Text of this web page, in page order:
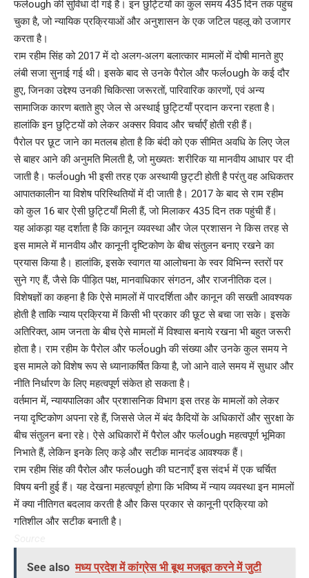
फर्लough की सुविधा दी गई है। इन छुट्टियों का कुल समय 435 दिन तक पहुंच
चुका है, जो न्यायिक प्रक्रियाओं और अनुशासन के एक जटिल पहलू को उजागर
करता है।
राम रहीम सिंह को 2017 में दो अलग-अलग बलात्कार मामलों में दोषी मानते हुए
लंबी सजा सुनाई गई थी। इसके बाद से उनके पैरोल और फर्लough के कई दौर
हुए, जिनका उद्देश्य उनकी चिकित्सा जरूरतों, पारिवारिक कारणों, एवं अन्य
सामाजिक कारण बताते हुए जेल से अस्थाई छुट्टियाँ प्रदान करना रहता है।
हालांकि इन छुट्टियों को लेकर अक्सर विवाद और चर्चाएँ होती रही हैं।
पैरोल पर छूट जाने का मतलब होता है कि बंदी को एक सीमित अवधि के लिए जेल
से बाहर आने की अनुमति मिलती है, जो मुख्यतः शरीरिक या मानवीय आधार पर दी
जाती है। फर्लough भी इसी तरह एक अस्थायी छुट्टी होती है परंतु वह अधिकतर
आपातकालीन या विशेष परिस्थितियों में दी जाती है। 2017 के बाद से राम रहीम
को कुल 16 बार ऐसी छुट्टियाँ मिली हैं, जो मिलाकर 435 दिन तक पहुंची हैं।
यह आंकड़ा यह दर्शाता है कि कानून व्यवस्था और जेल प्रशासन ने किस तरह से
इस मामले में मानवीय और कानूनी दृष्टिकोण के बीच संतुलन बनाए रखने का
प्रयास किया है। हालांकि, इसके स्वागत या आलोचना के स्वर विभिन्न स्तरों पर
सुने गए हैं, जैसे कि पीड़ित पक्ष, मानवाधिकार संगठन, और राजनीतिक दल।
विशेषज्ञों का कहना है कि ऐसे मामलों में पारदर्शिता और कानून की सख्ती आवश्यक
होती है ताकि न्याय प्रक्रिया में किसी भी प्रकार की छूट से बचा जा सके। इसके
अतिरिक्त, आम जनता के बीच ऐसे मामलों में विश्वास बनाये रखना भी बहुत जरूरी
होता है। राम रहीम के पैरोल और फर्लough की संख्या और उनके कुल समय ने
इस मामले को विशेष रूप से ध्यानाकर्षित किया है, जो आने वाले समय में सुधार और
नीति निर्धारण के लिए महत्वपूर्ण संकेत हो सकता है।
वर्तमान में, न्यायपालिका और प्रशासनिक विभाग इस तरह के मामलों को लेकर
नया दृष्टिकोण अपना रहे हैं, जिससे जेल में बंद कैदियों के अधिकारों और सुरक्षा के
बीच संतुलन बना रहे। ऐसे अधिकारों में पैरोल और फर्लough महत्वपूर्ण भूमिका
निभाते हैं, लेकिन इनके लिए कड़े और सटीक मानदंड आवश्यक हैं।
राम रहीम सिंह की पैरोल और फर्लough की घटनाएँ इस संदर्भ में एक चर्चित
विषय बनी हुई हैं। यह देखना महत्वपूर्ण होगा कि भविष्य में न्याय व्यवस्था इन मामलों
में क्या नीतिगत बदलाव करती है और किस प्रकार से कानूनी प्रक्रिया को
गतिशील और सटीक बनाती है।
See also मध्य प्रदेश में कांग्रेस भी बूथ मजबूत करने में जुटी